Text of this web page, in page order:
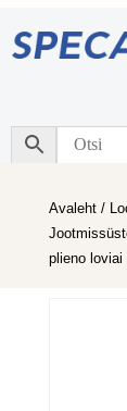
Avaleht/
plieno loviai